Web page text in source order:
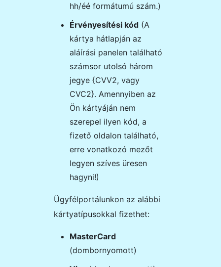
hh/éé formátumú szám.)
Érvényesítési kód (A
kártya hátlapján az
aláírási panelen található
számsor utolsó három
jegye {CVV2, vagy
CVC2}. Amennyiben az
Ön kártyáján nem
szerepel ilyen kód, a
fizető oldalon található,
erre vonatkozó mezőt
legyen szíves üresen
hagyni!)
Ügyfélportálunkon az alábbi
kártyatípusokkal fizethet:
MasterCard
(dombornyomott)